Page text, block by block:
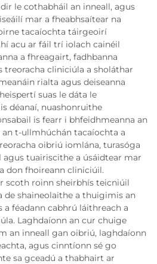
le cothabháil an inneall, agus
mar a fheabhsaítear na
tacaíochta táirgeoirí
acu ar fáil trí iolach cainéil
a fhreagairt, fadhbanna
treoracha cliniciúla a sholáthar
rialta agus deiseanna
suas le dáta le
déanaí, nuashonruithe
is fearr i bhfeidhmeanna an
t-ullmhúchán tacaíochta a
oibriú iomlána, turasóga
tuairiscithe a úsáidtear mar
don fhoireann cliniciúil.
scoth roinn sheirbhís teicniúil
shaineolaithe a thuigimis an
féadann cabhrú láithreach a
Laghdaíonn an cur chuige
an inneall gan oibriú, laghdaíonn
agus cinntíonn sé go
sa gceadú a thabhairt ar